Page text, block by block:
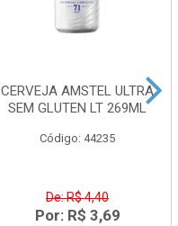
CERVEJA AMSTEL ULTRA
SEM GLUTEN LT 269ML
Código: 44235
De: R$ 4,40
Por: R$ 3,69